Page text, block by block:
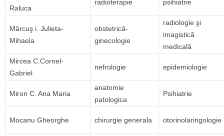
Raluca
radioterapie psihiatrie
Mărcuş i. Julieta-
Mihaela
obstetrică-
ginecologie
radiologie şi
imagistică
medicală
Mircea C.Cornel-
Gabriel
nefrologie epidemiologie
Miron C. Ana Maria
anatomie
patologica
Psihiatrie
Mocanu Gheorghe chirurgie generala otorinolaringologie